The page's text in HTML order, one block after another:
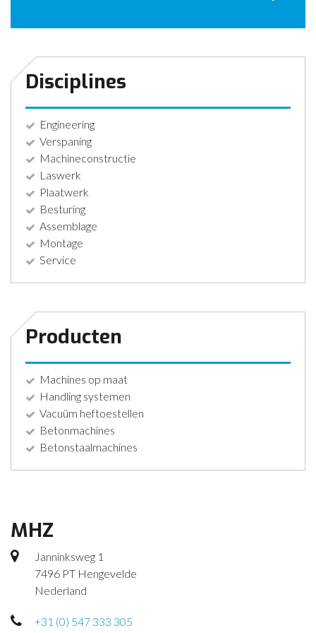
Disciplines
Engineering
Verspaning
Machineconstructie
Laswerk
Plaatwerk
Besturing
Assemblage
Montage
Service
Producten
Machines op maat
Handling systemen
Vacuüm heftoestellen
Betonmachines
Betonstaalmachines
MHZ
Janninksweg 1
7496 PT Hengevelde
Nederland
+31 (0) 547 333 305